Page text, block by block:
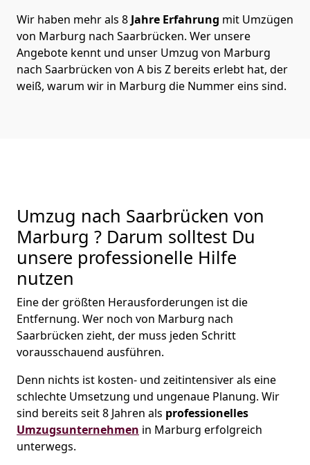
Wir haben mehr als 8 Jahre Erfahrung mit Umzügen
von Marburg nach Saarbrücken. Wer unsere
Angebote kennt und unser Umzug von Marburg
nach Saarbrücken von A bis Z bereits erlebt hat, der
weiß, warum wir in Marburg die Nummer eins sind.
Umzug nach Saarbrücken von
Marburg ? Darum solltest Du
unsere professionelle Hilfe
nutzen
Eine der größten Herausforderungen ist die
Entfernung. Wer noch von Marburg nach
Saarbrücken zieht, der muss jeden Schritt
vorausschauend ausführen.
Denn nichts ist kosten- und zeitintensiver als eine
schlechte Umsetzung und ungenaue Planung. Wir
sind bereits seit 8 Jahren als professionelles
Umzugsunternehmen in Marburg erfolgreich
unterwegs.